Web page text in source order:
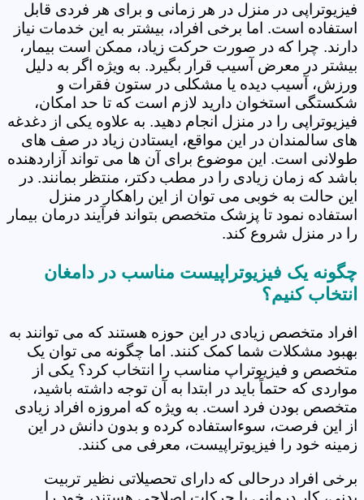
فیزیوتراپی در منزل در هر زمانی و برای هر فردی قابل
استفاده است. اما برخی افراد، بیشتر به این خدمات نیاز
دارند. چرا که در صورت حرکت زیاد، ممکن است بیمار،
بیشتر در معرض آسیب قرار بگیرد. به ویژه اگر به دلیل
ورزش، آسیب دیده یا مشکلی در ستون فقرات و
شکستگی استخوان دارید لازم است که تا حد امکان،
فیزیوتراپی را در منزل انجام دهید. به علاوه یکی از دغدغه
های سالمندان در این مواقع، ایستادن زیاد در صف های
طولانی است. این موضوع برای آن ها می تواند آزاردهنده
باشد که زمان زیادی را در مطب دکتر، منتظر بمانند. در
این حالت به خوبی می توان از این راهکار در منزل
استفاده نمود تا پزشک متخصص بتواند فرآیند درمان بیمار
را در منزل شروع کند.
چگونه یک فیزیوتراپیست مناسب در دامغان
انتخاب کنیم؟
افراد متخصص زیادی در این حوزه هستند که می توانند به
بهبود مشکلات شما کمک کنند. اما چگونه می توان یک
متخصص و فیزیوتراپ مناسب را انتخاب کرد؟ یکی از
مواردی که حتماً باید در ابتدا به آن توجه داشته باشید،
متخصص بودن فرد است. به ویژه که امروزه افراد زیادی
از این فرصت، سوءاستفاده کرده و بدون دانش در این
زمینه خود را فیزیوتراپیست، معرفی می کنند.
برخی افراد درحالی که دارای تحصیلاتی نظیر تربیت